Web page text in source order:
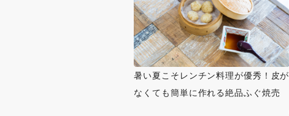
暑い夏こそレンチン料理が優秀！皮が
なくても簡単に作れる絶品ふぐ焼売